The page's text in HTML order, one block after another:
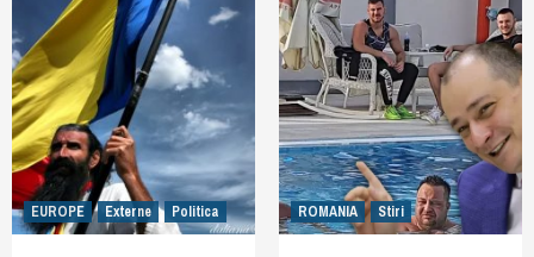
EUROPE Externe Politica ROMANIA Stiri